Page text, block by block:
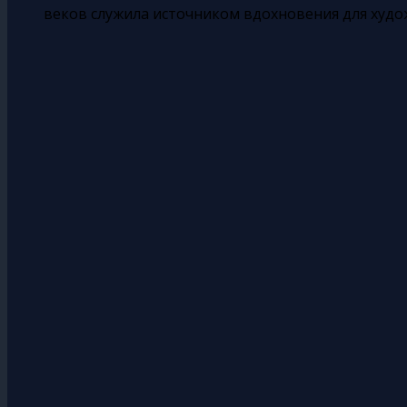
веков служила источником вдохновения для